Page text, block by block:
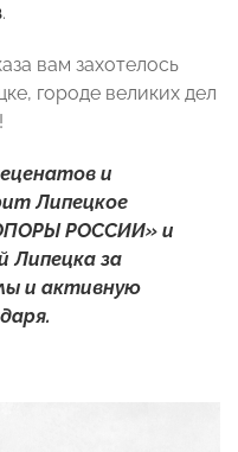
.
вам захотелось
городе великих дел
и
Липецкое
РОССИИ» и
Липецка за
и активную